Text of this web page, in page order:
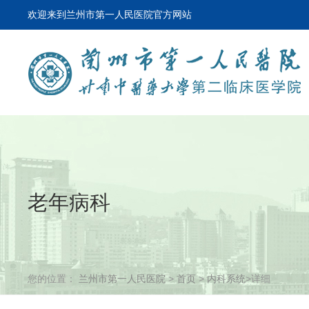
欢迎来到兰州市第一人民医院官方网站
老年病科
您的位置： 兰州市第一人民医院> 首页>内科系统>详细